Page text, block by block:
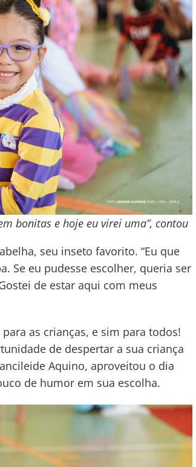
bonitas e hoje eu virei uma”, contou
seu inseto favorito. “Eu que
Se eu pudesse escolher, queria ser
de estar aqui com meus
as crianças, e sim para todos!
de despertar a sua criança
Aquino, aproveitou o dia
de humor em sua escolha.